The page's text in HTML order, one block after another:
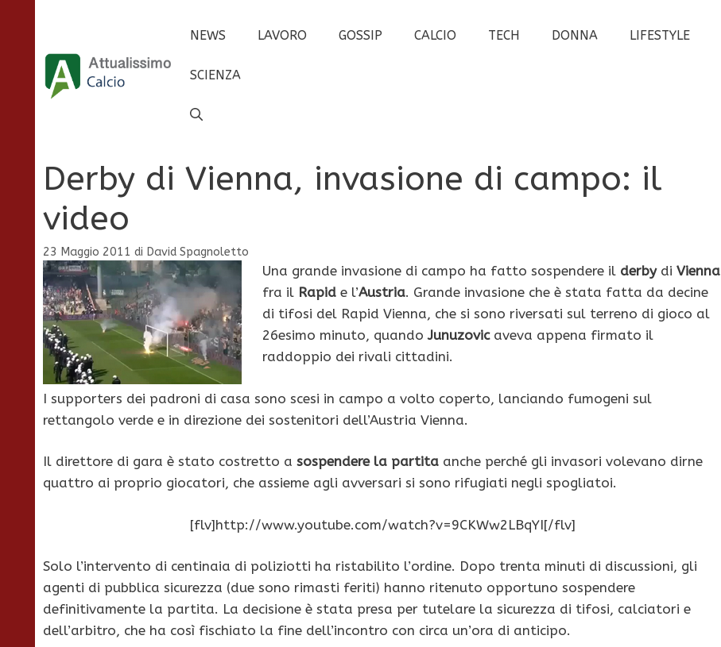
contenuto
NEWS LAVORO GOSSIP CALCIO TECH DONNA LIFESTYLE
SCIENZA
Derby di Vienna, invasione di campo: il
video
23 Maggio 2011 di David Spagnoletto
Una grande invasione di campo ha fatto sospendere il derby di Vienna
fra il Rapid e l’Austria. Grande invasione che è stata fatta da decine
di tifosi del Rapid Vienna, che si sono riversati sul terreno di gioco al
26esimo minuto, quandoJunuzovic aveva appena firmato il
raddoppio dei rivali cittadini.
I supporters dei padroni di casa sono scesi in campo a volto coperto, lanciando fumogeni sul
rettangolo verde e in direzione dei sostenitori dell’Austria Vienna.
Il direttore di gara è stato costretto a sospendere la partita anche perché gli invasori volevano dirne
quattro ai proprio giocatori, che assieme agli avversari si sono rifugiati negli spogliatoi.
[flv]http://www.youtube.com/watch?v=9CKWw2LBqYI[/flv]
Solo l’intervento di centinaia di poliziotti ha ristabilito l’ordine. Dopo trenta minuti di discussioni, gli
agenti di pubblica sicurezza (due sono rimasti feriti) hanno ritenuto opportuno sospendere
definitivamente la partita. La decisione è stata presa per tutelare la sicurezza di tifosi, calciatori e
dell’arbitro, che ha così fischiato la fine dell’incontro con circa un’ora di anticipo.